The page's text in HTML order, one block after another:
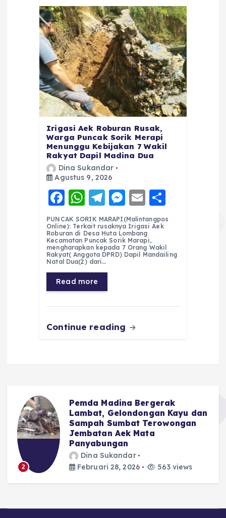
Irigasi Aek Roburan Rusak,
Warga Puncak Sorik Merapi
Menunggu Kebijakan 7 Wakil
Rakyat Dapil Madina Dua
Dina Sukandar
Agustus 9, 2026
F
a
c
e
b
o
o
k
W
h
a
ts
A
p
p
T
el
e
g
r
a
m
M
e
ss
e
n
E
m
ai
l
h
re
PUNCAK SORIK MARAPI(Malintangpos
Online): Terkait rusaknya Irigasi Aek
Roburan di Desa Huta Lombang
Kecamatan Puncak Sorik Marapi,
mengharapkan kepada 7 Orang Wakil
Rakyat( Anggota DPRD) Dapil Mandailing
Natal Dua(2) dari…
Read more
Continue reading
2
Pemda Madina Bergerak
Lambat, Gelondongan Kayu dan
Sampah Sumbat Terowongan
Jembatan Aek Mata
Panyabungan
Dina Sukandar
Februari 28, 2026
563 views